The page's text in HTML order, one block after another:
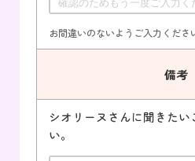
お間違いのないようご入力くださ
備考
シオリーヌさんに聞きたい
い。